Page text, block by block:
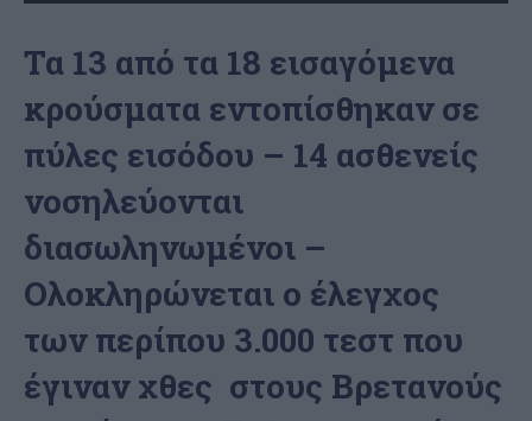
Τα 13 από τα 18 εισαγόμενα
κρούσματα εντοπίσθηκαν σε
πύλες εισόδου – 14 ασθενείς
νοσηλεύονται
διασωληνωμένοι –
Ολοκληρώνεται ο έλεγχος
των περίπου 3.000 τεστ που
έγιναν χθες στους Βρετανούς